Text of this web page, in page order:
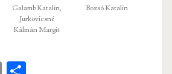
Galamb Katalin,
Jurkovicsné
Kálmán Margit
Bozsó Katalin